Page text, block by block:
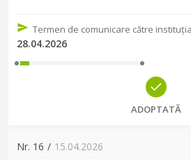
Termen de comunicare către
28.04.2026
ADOPTATĂ
Nr. 16 / 15.04.2026